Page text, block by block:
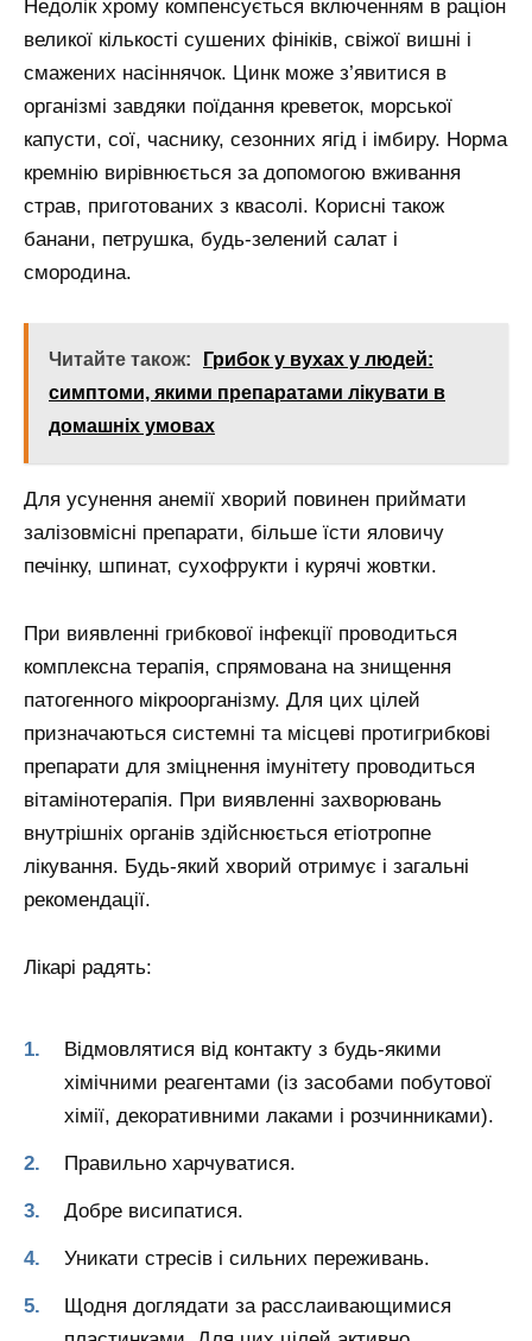
Недолік хрому компенсується включенням в раціон
великої кількості сушених фініків, свіжої вишні і
смажених насіннячок. Цинк може з’явитися в
організмі завдяки поїдання креветок, морської
капусти, сої, часнику, сезонних ягід і імбиру. Норма
кремнію вирівнюється за допомогою вживання
страв, приготованих з квасолі. Корисні також
банани, петрушка, будь-зелений салат і
смородина.
Читайте також:
Грибок у вухах у людей:
симптоми, якими препаратами лікувати в
домашніх умовах
Для усунення анемії хворий повинен приймати
залізовмісні препарати, більше їсти яловичу
печінку, шпинат, сухофрукти і курячі жовтки.
При виявленні грибкової інфекції проводиться
комплексна терапія, спрямована на знищення
патогенного мікроорганізму. Для цих цілей
призначаються системні та місцеві протигрибкові
препарати для зміцнення імунітету проводиться
вітамінотерапія. При виявленні захворювань
внутрішніх органів здійснюється етіотропне
лікування. Будь-який хворий отримує і загальні
рекомендації.
Лікарі радять:
Відмовлятися від контакту з будь-якими
хімічними реагентами (із засобами побутової
хімії, декоративними лаками і розчинниками).
Правильно харчуватися.
Добре висипатися.
Уникати стресів і сильних переживань.
Щодня доглядати за расслаивающимися